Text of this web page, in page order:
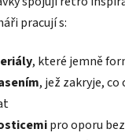
pracují s:
, které jemně
, jež zakryje, co
pro oporu